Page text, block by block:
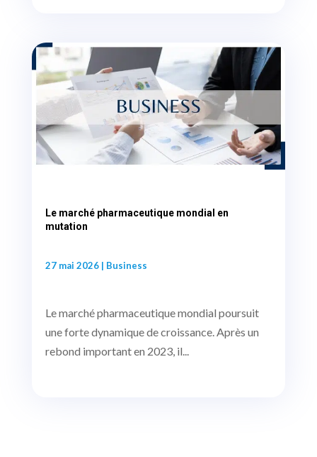
Le marché pharmaceutique mondial en
mutation
27 mai 2026| Business
Le marché pharmaceutique mondial poursuit
une forte dynamique de croissance. Après un
rebond important en 2023, il...